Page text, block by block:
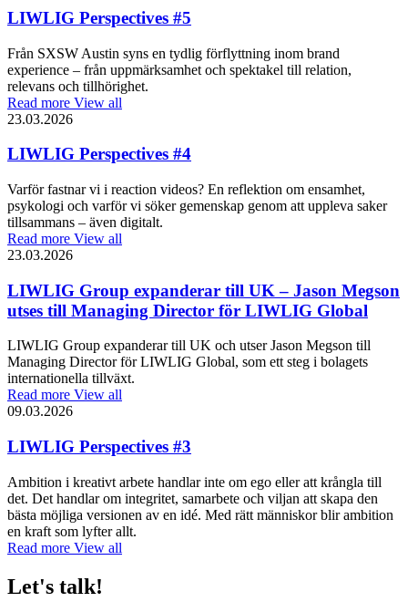
LIWLIG Perspectives #5
Från SXSW Austin syns en tydlig förflyttning inom brand
experience – från uppmärksamhet och spektakel till relation,
relevans och tillhörighet.
Read more View all
23.03.2026
LIWLIG Perspectives #4
Varför fastnar vi i reaction videos? En reflektion om ensamhet,
psykologi och varför vi söker gemenskap genom att uppleva saker
tillsammans – även digitalt.
Read more View all
23.03.2026
LIWLIG Group expanderar till UK – Jason Megson
utses till Managing Director för LIWLIG Global
LIWLIG Group expanderar till UK och utser Jason Megson till
Managing Director för LIWLIG Global, som ett steg i bolagets
internationella tillväxt.
Read more View all
09.03.2026
LIWLIG Perspectives #3
Ambition i kreativt arbete handlar inte om ego eller att krångla till
det. Det handlar om integritet, samarbete och viljan att skapa den
bästa möjliga versionen av en idé. Med rätt människor blir ambition
en kraft som lyfter allt.
Read more View all
Let's talk!